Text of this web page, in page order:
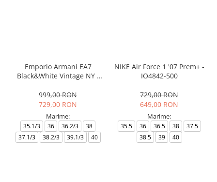
Emporio Armani EA7
Black&White Vintage NY -
999,00 RON
729,00 RON
Marime:
35.1/3 36 36.2/3
38
37.1/3
38.2/3 39.1/3 40
NIKE Air Force 1 '07 Prem+ -
IO4842-500
729,00 RON
649,00 RON
Marime:
35.5 36 36.5 38
37.5
38.5
39 40